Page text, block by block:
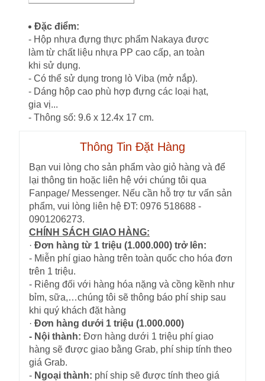
Đặc điểm:
- Hộp nhựa đựng thực phẩm Nakaya được
làm từ chất liệu nhựa PP cao cấp, an toàn
khi sử dụng.
- Có thể sử dụng trong lò Viba (mở nắp).
- Dáng hộp cao phù hợp đựng các loại hạt,
gia vị...
- Thông số: 9.6 x 12.4x 17 cm.
Thông Tin Đặt Hàng
Bạn vui lòng cho sản phẩm vào giỏ hàng và để
lại thông tin hoặc liên hệ với chúng tôi qua
Fanpage/ Messenger. Nếu cần hỗ trợ tư vấn sản
phẩm, vui lòng liên hệ ĐT: 0976 518688 -
0901206273.
CHÍNH SÁCH GIAO HÀNG:
· Đơn hàng từ 1 triệu (1.000.000) trở lên:
- Miễn phí giao hàng trên toàn quốc cho hóa đơn
trên 1 triệu.
- Riêng đối với hàng hóa nặng và cồng kềnh như
bỉm, sữa,…chúng tôi sẽ thông báo phí ship sau
khi quý khách đặt hàng
· Đơn hàng dưới 1 triệu (1.000.000)
- Nội thành: Đơn hàng dưới 1 triệu phí giao
hàng sẽ được giao bằng Grab, phí ship tính theo
giá Grab.
- Ngoại thành: phí ship sẽ được tính theo giá